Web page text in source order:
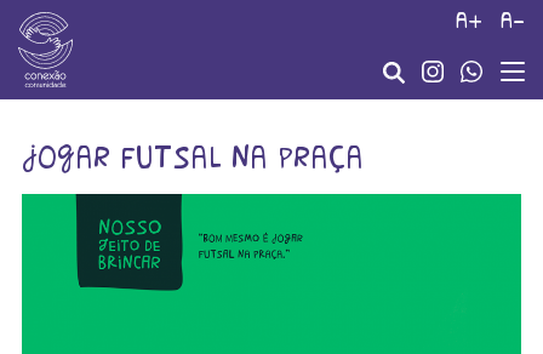
a+ a-
jogar futsal na praça